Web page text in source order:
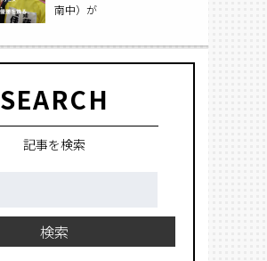
南中）が
SEARCH
記事を検索
検索